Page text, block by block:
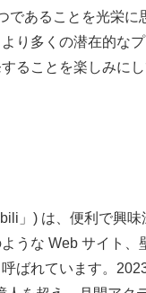
あることを光栄
り多くの潜在的な
ることを楽しみにし
」) は、便利で興
うな Web サイト、
ばれています。